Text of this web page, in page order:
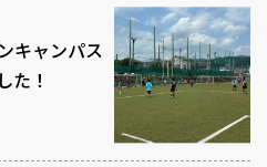
キャンパス
た！